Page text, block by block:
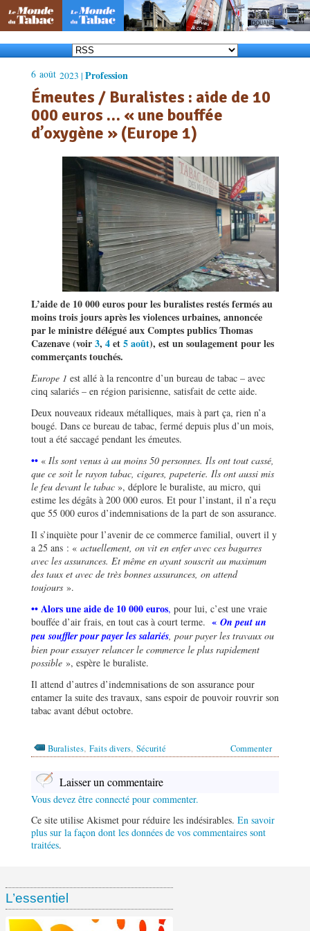
6 août 2023 | Profession
Émeutes / Buralistes : aide de 10
000 euros … « une bouffée
d’oxygène » (Europe 1)
L’aide de 10 000 euros pour les buralistes restés fermés au
moins trois jours après les violences urbaines, annoncée
par le ministre délégué aux Comptes publics Thomas
Cazenave (voir3, 4et5 août), est un soulagement pour les
commerçants touchés.
Europe 1 est allé à la rencontre d’un bureau de tabac – avec
cinq salariés – en région parisienne, satisfait de cette aide.
Deux nouveaux rideaux métalliques, mais à part ça, rien n’a
bougé. Dans ce bureau de tabac, fermé depuis plus d’un mois,
tout a été saccagé pendant les émeutes.
•• « Ils sont venus à au moins 50 personnes. Ils ont tout cassé,
que ce soit le rayon tabac, cigares, papeterie. Ils ont aussi mis
le feu devant le tabac », déplore le buraliste, au micro, qui
estime les dégâts à 200 000 euros. Et pour l’instant, il n’a reçu
que 55 000 euros d’indemnisations de la part de son assurance.
Il s’inquiète pour l’avenir de ce commerce familial, ouvert il y
a 25 ans : « actuellement, on vit en enfer avec ces bagarres
avec les assurances. Et même en ayant souscrit au maximum
des taux et avec de très bonnes assurances, on attend
toujours ».
•• Alors une aide de 10 000 euros, pour lui, c’est une vraie
bouffée d’air frais, en tout cas à court terme. « On peut un
peu souffler pour payer les salariés, pour payer les travaux ou
bien pour essayer relancer le commerce le plus rapidement
possible », espère le buraliste.
Il attend d’autres d’indemnisations de son assurance pour
entamer la suite des travaux, sans espoir de pouvoir rouvrir son
tabac avant début octobre.
Commenter
Buralistes, Faits divers, Sécurité
Laisser un commentaire
Vous devez être connecté pour commenter.
Ce site utilise Akismet pour réduire les indésirables. En savoir
plus sur la façon dont les données de vos commentaires sont
traitées.
L’essentiel